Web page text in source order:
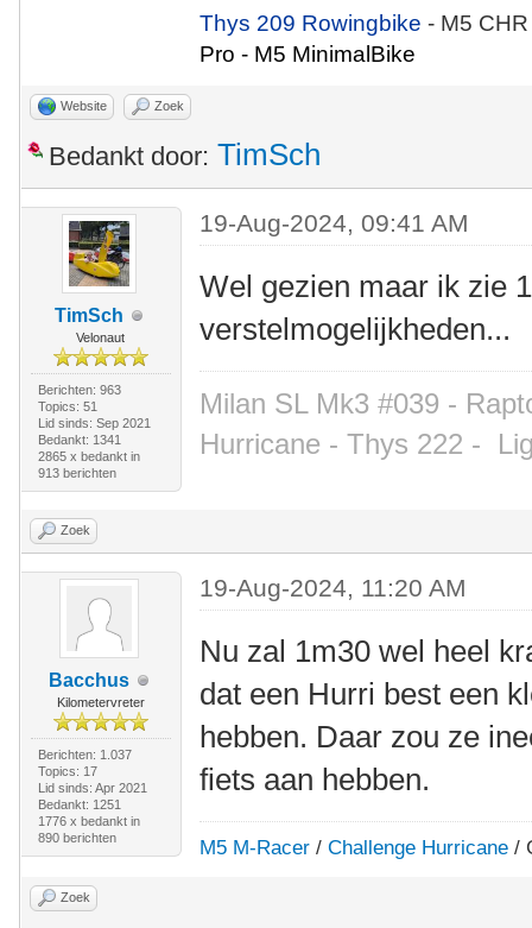
Thys 209 Rowingbike- M5
Pro - M5 MinimalBike
Website Zoek
Bedankt door: TimSch
TimSch
Velonaut
Berichten: 963
Topics: 51
Lid sinds: Sep 2021
Bedankt: 1341
2865 x bedankt in
913 berichten
19-Aug-2024, 09:41 AM
Wel gezien maar ik zie
verstelmogelijkheden...
Milan SL Mk3 #039 -
Hurricane - Thys 222 -
Zoek
Bacchus
Kilometervreter
Berichten: 1.037
Topics: 17
Lid sinds: Apr 2021
Bedankt: 1251
1776 x bedankt in
890 berichten
19-Aug-2024, 11:20 AM
Nu zal 1m30 wel heel
dat een Hurri best een
hebben. Daar zou ze
fiets aan hebben.
M5 M-Racer /Challenge Hurricane /
Zoek